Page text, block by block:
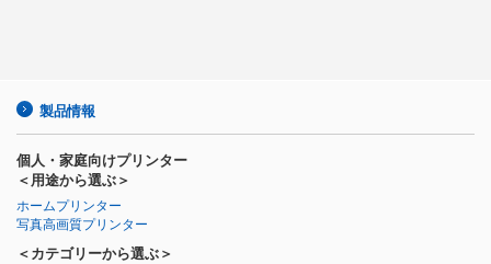
製品情報
個人・家庭向けプリンター
＜用途から選ぶ＞
ホームプリンター
写真高画質プリンター
＜カテゴリーから選ぶ＞